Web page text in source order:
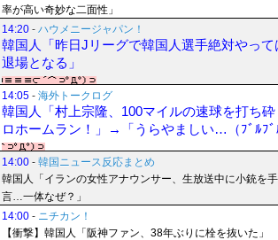
率が高い奇妙な二面性」
14:20 - ハウメニージャパン！
韓国人「昨日Jリーグで韓国人選手絶対やっ
退場となる」
14:05 - 海外トークログ
韓国人「村上宗隆、100マイルの速球を打ち
ロホームラン！」→「うらやましい…（ﾌﾞﾙﾌ
14:00 - 韓国ニュース反応まとめ
韓国人「イランの女性アナウンサー、生放送中に小銃を
言…一体なぜ？」
14:00 - ニチカン！
【衝撃】韓国人「阪神ファン、38年ぶりに栓を抜いた」